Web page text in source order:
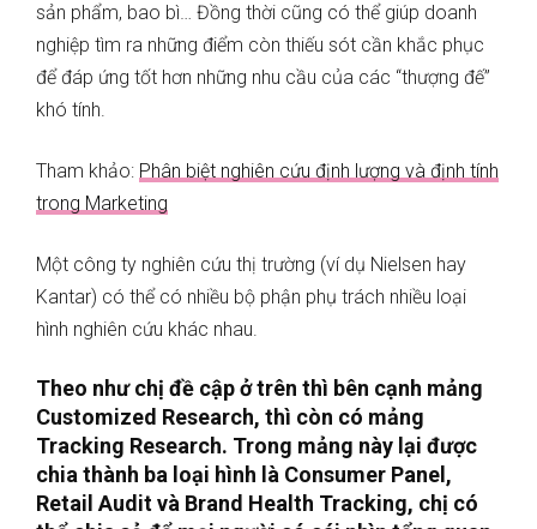
sản phẩm, bao bì… Đồng thời cũng có thể giúp doanh
nghiệp tìm ra những điểm còn thiếu sót cần khắc phục
để đáp ứng tốt hơn những nhu cầu của các “thượng đế”
khó tính.
Tham khảo: Phân biệt nghiên cứu định lượng và định tính
trong Marketing
Một công ty nghiên cứu thị trường (ví dụ Nielsen hay
Kantar) có thể có nhiều bộ phận phụ trách nhiều loại
hình nghiên cứu khác nhau.
Theo như chị đề cập ở trên thì bên cạnh mảng
Customized Research, thì còn có mảng
Tracking Research. Trong mảng này lại được
chia thành ba loại hình là Consumer Panel,
Retail Audit và Brand Health Tracking, chị có